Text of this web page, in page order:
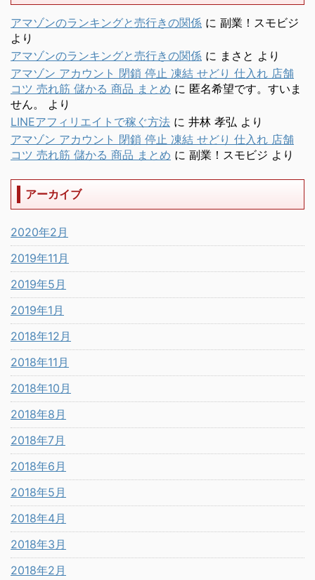
アマゾンのランキングと売行きの関係 に 副業！スモビジ
より
アマゾンのランキングと売行きの関係 に まさと より
アマゾン アカウント 閉鎖 停止 凍結 せどり 仕入れ 店舗
コツ 売れ筋 儲かる 商品 まとめ に 匿名希望です。すいま
せん。
より
LINEアフィリエイトで稼ぐ方法 に 井林 孝弘 より
アマゾン アカウント 閉鎖 停止 凍結 せどり 仕入れ 店舗
コツ 売れ筋 儲かる 商品 まとめ に 副業！スモビジ より
アーカイブ
2020年2月
2019年11月
2019年5月
2019年1月
2018年12月
2018年11月
2018年10月
2018年8月
2018年7月
2018年6月
2018年5月
2018年4月
2018年3月
2018年2月